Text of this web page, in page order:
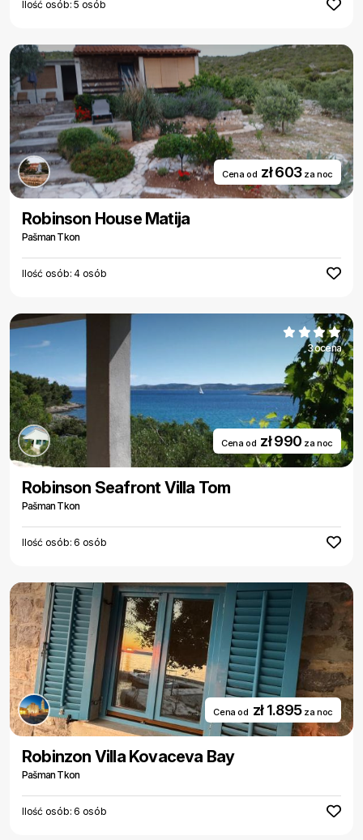
Ilość osób: 5 osób
Cena od zł 603 za noc
Robinson House Matija
Pašman Tkon
Ilość osób: 4 osób
3 ocena
Cena od zł 990 za noc
Robinson Seafront Villa Tom
Pašman Tkon
Ilość osób: 6 osób
Cena od zł 1.895 za noc
Robinzon Villa Kovaceva Bay
Pašman Tkon
Ilość osób: 6 osób